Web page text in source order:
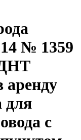
№ 1359
аренду
для
с